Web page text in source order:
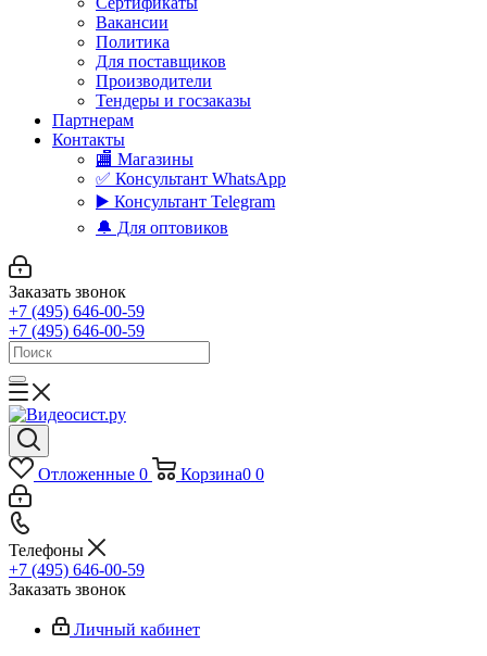
Вакансии
Политика
Для поставщиков
Производители
Тендеры и госзаказы
Партнерам
Контакты
🏬 Магазины
✅️ Консультант WhatsApp
▶️ Консультант Telegram
🔔 Для оптовиков
Заказать звонок
+7 (495) 646-00-59
+7 (495) 646-00-59
Отложенные 0 Корзина0 0
Телефоны
+7 (495) 646-00-59
Заказать звонок
Личный кабинет